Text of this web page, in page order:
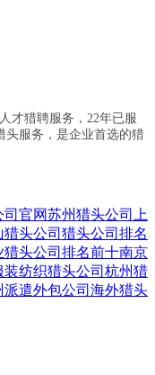
才猎聘服务，22年已服
头服务，是企业首选的猎
官网苏州猎头公司 上
猎头公司 猎头公司排名
猎头公司排名前十南京
装纺织猎头公司 杭州猎
派遣外包公司 海外猎头